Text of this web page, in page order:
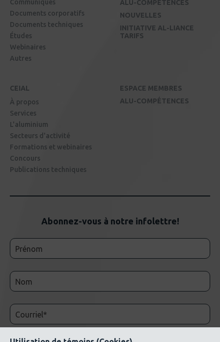
Communiqués
Documents corporatifs
Documents techniques
Études
Webinaires
Autres
ALU-COMPÉTENCES
NOUVELLES
INITIATIVE AL-LIANCE
TARIFS
CEIAL
À propos
Services
L'aluminium
Secteurs d'activité
Formations et webinaires
Concours
Publications techniques
ESPACE MEMBRES
ALU-COMPÉTENCES
Abonnez-vous à notre infolettre!